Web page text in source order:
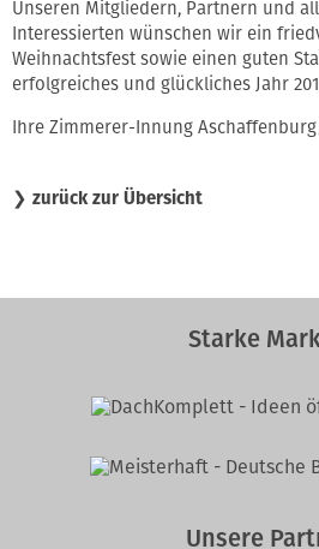
Unseren Mitgliedern, Partnern und
Interessierten wünschen wir ein
Weihnachtsfest sowie einen guten
erfolgreiches und glückliches Jahr
Ihre Zimmerer-Innung
❯ zurück zur Übersicht
Starke
Unsere